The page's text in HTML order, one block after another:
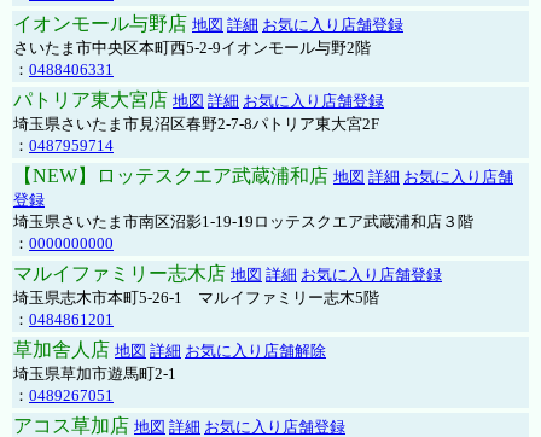
イオンモール与野店 地図 詳細 お気に入り店舗登録
さいたま市中央区本町西5-2-9イオンモール与野2階
： 0488406331
パトリア東大宮店 地図 詳細 お気に入り店舗登録
埼玉県さいたま市見沼区春野2-7-8パトリア東大宮2F
： 0487959714
【NEW】ロッテスクエア武蔵浦和店 地図 詳細 お気に入り店舗
登録
埼玉県さいたま市南区沼影1-19-19ロッテスクエア武蔵浦和店３階
： 0000000000
マルイファミリー志木店 地図 詳細 お気に入り店舗登録
埼玉県志木市本町5-26-1 マルイファミリー志木5階
： 0484861201
草加舎人店 地図 詳細 お気に入り店舗解除
埼玉県草加市遊馬町2-1
： 0489267051
アコス草加店 地図 詳細 お気に入り店舗登録